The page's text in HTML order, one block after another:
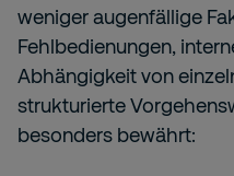
weniger augenfällige
Fehlbedienungen,
Abhängigkeit von
strukturierte
besonders bewährt: